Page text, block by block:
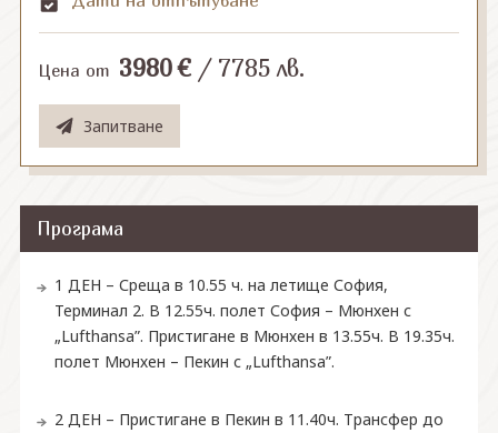
Цена от 3980€/ 7785 лв.
Запитване
Програма
1 ДЕН – Среща в 10.55 ч. на летище София,
Терминал 2. В 12.55ч. полет София – Мюнхен с
„Lufthansa”. Пристигане в Мюнхен в 13.55ч. В 19.35ч.
полет Мюнхен – Пекин с „Lufthansa”.
2 ДЕН – Пристигане в Пекин в 11.40ч. Трансфер до